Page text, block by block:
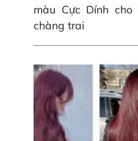
màu Cực Dính cho
chàng trai